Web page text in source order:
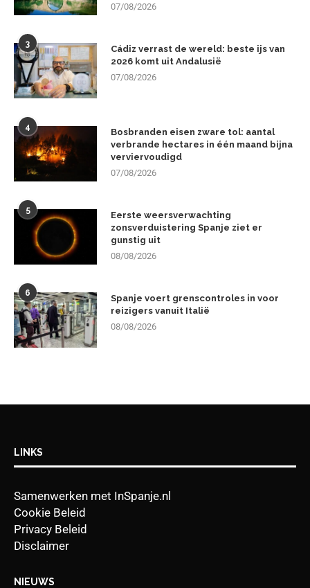
07/08/2026
3
Cádiz verrast de wereld: beste ijs van
2026 komt uit Andalusië
07/08/2026
4
Bosbranden eisen zware tol: aantal
verbrande hectares in één maand bijna
verviervoudigd
07/08/2026
5
Eerste weersverwachting
zonsverduistering Spanje ziet er
gunstig uit
08/08/2026
6
Spanje voert grenscontroles in voor
reizigers vanuit Italië
08/08/2026
LINKS
Samenwerken met InSpanje.nl
Cookie Beleid
Privacy Beleid
Disclaimer
NIEUWS